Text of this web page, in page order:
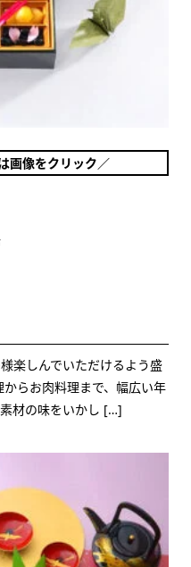
画像をクリック／
楽しんでいただけるよう盛
らお肉料理まで、幅広い年
材の味をいかし […]